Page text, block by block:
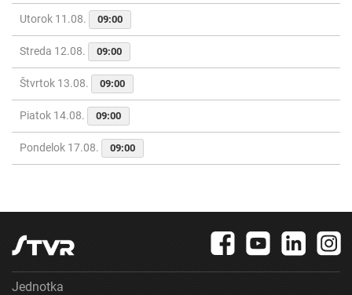
Utorok 11.08. 09:00
Streda 12.08. 09:00
Štvrtok 13.08. 09:00
Piatok 14.08. 09:00
Pondelok 17.08. 09:00
Jednotka